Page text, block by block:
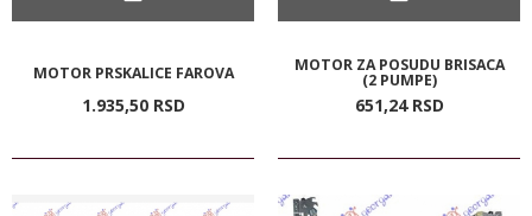
MOTOR PRSKALICE FAROVA
1.935,50 RSD
MOTOR ZA POSUDU BRISACA
(2 PUMPE)
651,24 RSD